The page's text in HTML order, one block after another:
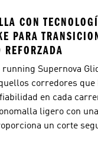
CON
PARA
running Supernova
corredores que
en cada
ligero con
un corte